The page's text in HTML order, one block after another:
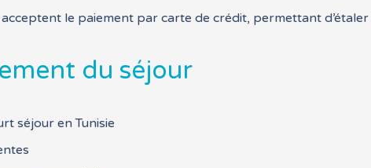
le paiement par carte de crédit, permettant
du séjour
séjour en Tunisie